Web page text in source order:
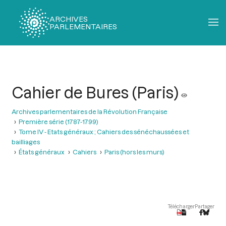
ARCHIVES
PARLEMENTAIRES
Cahier de Bures (Paris)
Archives parlementaires de la Révolution Française
Première série (1787-1799)
Tome IV - Etats généraux ; Cahiers des sénéchaussées et
bailliages
États généraux
Cahiers Paris (hors les murs)
TéléchargerPartager